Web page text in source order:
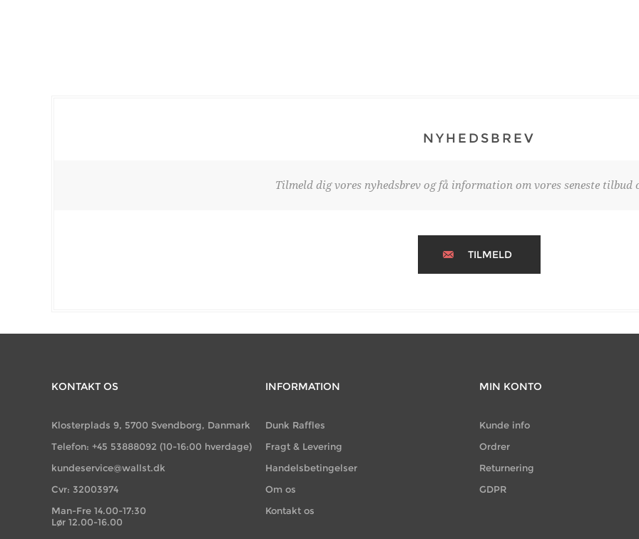
NYHEDSBREV
Tilmeld dig vores nyhedsbrev og få information om vores seneste tilbud
TILMELD
KONTAKT OS
Klosterplads 9, 5700 Svendborg, Danmark
Telefon: +45 53888092 (10-16:00 hverdage)
kundeservice@wallst.dk
Cvr: 32003974
Man-Fre 14.00-17:30
Lør 12.00-16.00
INFORMATION
Dunk Raffles
Fragt & Levering
Handelsbetingelser
Om os
Kontakt os
MIN KONTO
Kunde info
Ordrer
Returnering
GDPR